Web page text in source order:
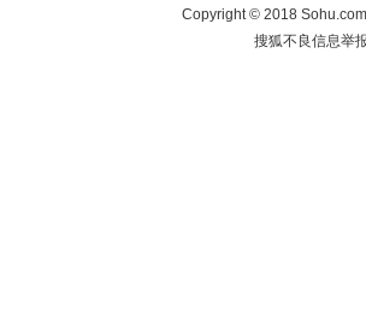
Copyright©2018
搜狐不良信息举